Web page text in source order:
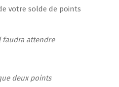
votre solde de points
faudra attendre
deux points